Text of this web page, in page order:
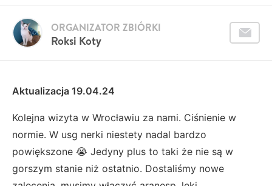
Roksi Koty
ORGANIZATOR ZBIÓRKI
Aktualizacja 19.04.24
Kolejna wizyta w Wrocławiu za nami. Ciśnienie w
normie. W usg nerki niestety nadal bardzo
powiększone 😭 Jedyny plus to taki że nie są w
gorszym stanie niż ostatnio. Dostaliśmy nowe